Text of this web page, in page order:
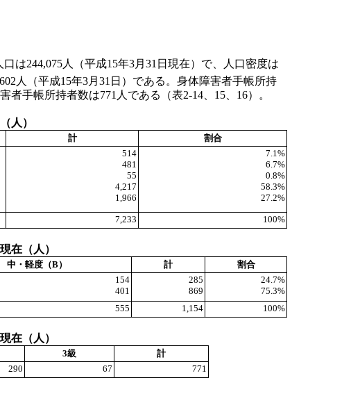
口は244,075人（平成15年3月31日現在）で、人口密度は
人（平成15年3月31日）である。身体障害者手帳所持
手帳所持者数は771人である（表2-14、15、16）。
人）
計
割合
514
481
55
4,217
1,966
7.1%
6.7%
0.8%
58.3%
27.2%
7,233 100%
在（人）
中・軽度（B） 計
割合
154
401
285
869
24.7%
75.3%
555 1,154 100%
在（人）
3級
計
290 67
771